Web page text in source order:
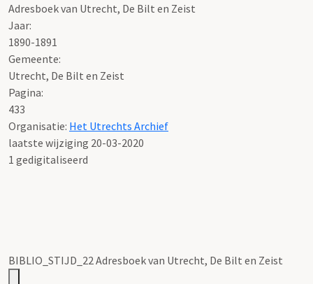
Adresboek van Utrecht, De Bilt en Zeist
Jaar:
1890-1891
Gemeente:
Utrecht, De Bilt en Zeist
Pagina:
433
Organisatie: Het Utrechts Archief
laatste wijziging 20-03-2020
1 gedigitaliseerd
BIBLIO_STIJD_22 Adresboek van Utrecht, De Bilt en Zeist